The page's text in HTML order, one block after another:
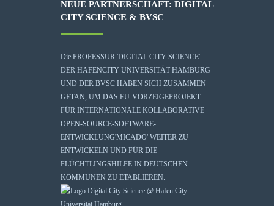
NEUE PARTNERSCHAFT: DIGITAL
CITY SCIENCE & BVSC
Die PROFESSUR 'DIGITAL CITY SCIENCE'
DER HAFENCITY UNIVERSITÄT HAMBURG
UND DER BVSC HABEN SICH ZUSAMMEN
GETAN, UM DAS EU-VORZEIGEPROJEKT
FÜR INTERNATIONALE KOLLABORATIVE
OPEN-SOURCE-SOFTWARE-
ENTWICKLUNG'MICADO' WEITER ZU
ENTWICKELN UND FÜR DIE
FLÜCHTLINGSHILFE IN DEUTSCHEN
KOMMUNEN ZU ETABLIEREN.